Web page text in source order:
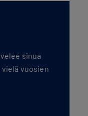
sinua
vuosien